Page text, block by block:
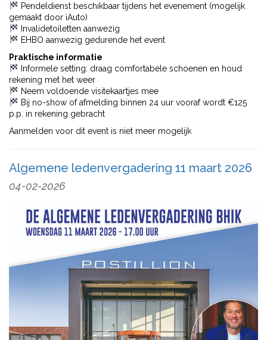
Pendeldienst beschikbaar tijdens het evenement (mogelijk
gemaakt door iAuto)
Invalidetoiletten aanwezig
EHBO aanwezig gedurende het event
Praktische informatie
Informele setting: draag comfortabele schoenen en houd
rekening met het weer
Neem voldoende visitekaartjes mee
Bij no-show of afmelding binnen 24 uur vooraf wordt €125
p.p. in rekening gebracht
Aanmelden voor dit event is niet meer mogelijk
Algemene ledenvergadering 11 maart 2026
04-02-2026